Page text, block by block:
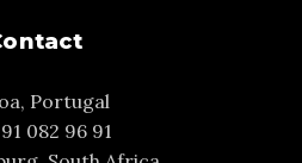
Portugal
082 96 91